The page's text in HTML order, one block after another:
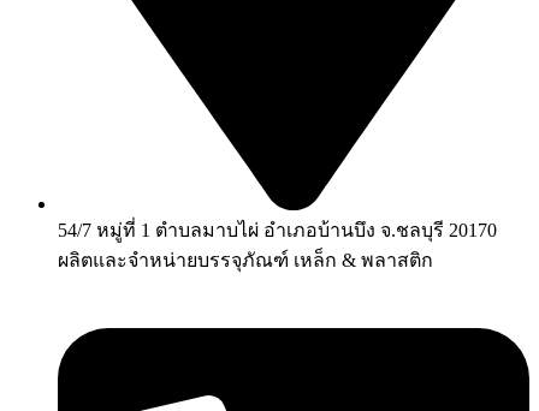
54/7 หมู่ที่ 1 ตำบลมาบไผ่ อำเภอบ้านบึง จ.ชลบุรี 20170
ผลิตและจำหน่ายบรรจุภัณฑ์ เหล็ก & พลาสติก